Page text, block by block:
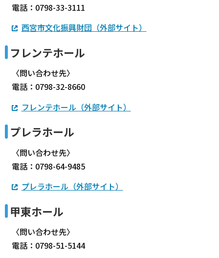
電話：0798-33-3111
西宮市文化振興財団（外部サイト）
フレンテホール
〈問い合わせ先〉
電話：0798-32-8660
フレンテホール（外部サイト）
プレラホール
〈問い合わせ先〉
電話：0798-64-9485
プレラホール（外部サイト）
甲東ホール
〈問い合わせ先〉
電話：0798-51-5144